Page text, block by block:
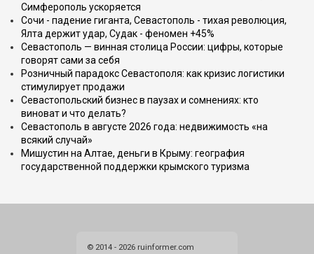
Симферополь ускоряется
Сочи - падение гиганта, Севастополь - тихая революция,
Ялта держит удар, Судак - феномен +45%
Севастополь — винная столица России: цифры, которые
говорят сами за себя
Розничный парадокс Севастополя: как кризис логистики
стимулирует продажи
Севастопольский бизнес в паузах и сомнениях: кто
виноват и что делать?
Севастополь в августе 2026 года: недвижимость «на
всякий случай»
Мишустин на Алтае, деньги в Крыму: география
государственной поддержки крымского туризма
© 2014 - 2026 ruinformer.com